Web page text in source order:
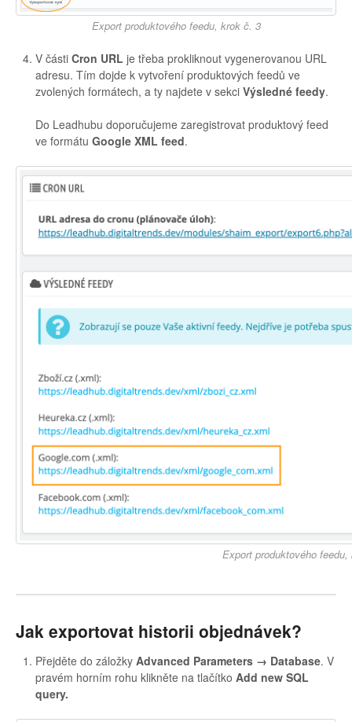
Export produktového feedu, krok č. 3
V části Cron URL je třeba prokliknout vygenerovanou URL
adresu. Tím dojde k vytvoření produktových feedů ve
zvolených formátech, a ty najdete v sekci Výsledné feedy.
Do Leadhubu doporučujeme zaregistrovat produktový feed
ve formátu Google XML feed.
Export produktového
Jak exportovat historii objednávek?
Přejděte do záložky Advanced Parameters → Database. V
pravém horním rohu klikněte na tlačítko Add new SQL
query.